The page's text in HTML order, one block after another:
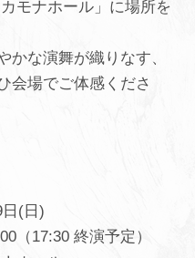
モナホール」に場所を
かな演舞が織りなす、
会場でご体感くださ
(日)
（17:30 終演予定）